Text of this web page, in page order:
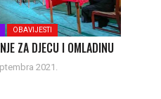
OBAVIJESTI
ZA DJECU I OMLADINU
2021.